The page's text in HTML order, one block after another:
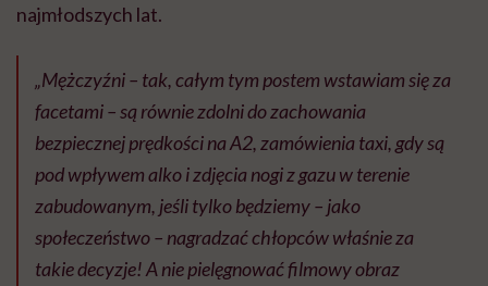
najmłodszych lat.
„Mężczyźni – tak, całym tym postem wstawiam się za
facetami – są równie zdolni do zachowania
bezpiecznej prędkości na A2, zamówienia taxi, gdy są
pod wpływem alko i zdjęcia nogi z gazu w terenie
zabudowanym, jeśli tylko będziemy – jako
społeczeństwo – nagradzać chłopców właśnie za
takie decyzje! A nie pielęgnować filmowy obraz